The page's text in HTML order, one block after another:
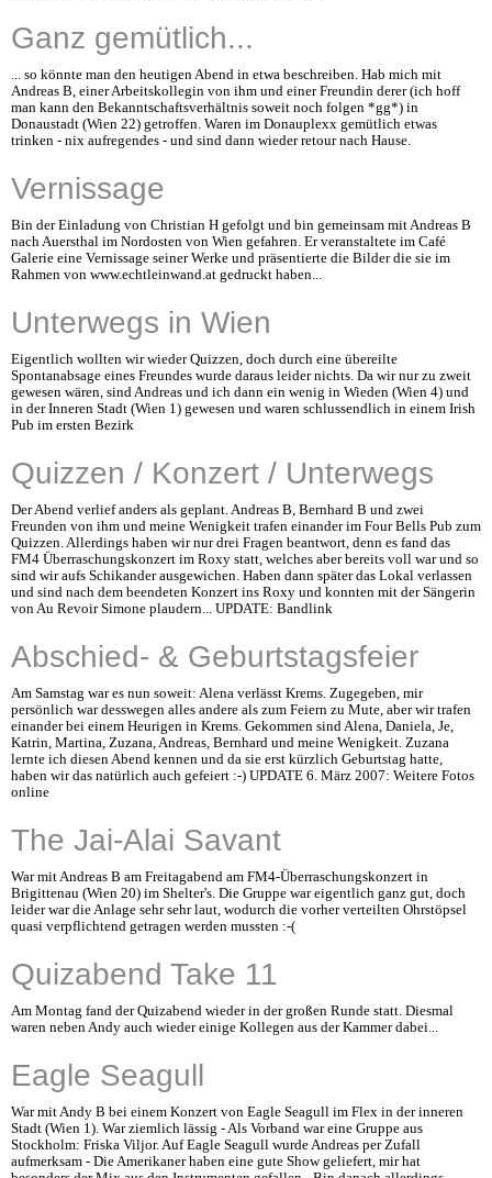
Ganz gemütlich...
... so könnte man den heutigen Abend in etwa beschreiben. Hab mich mit
Andreas B, einer Arbeitskollegin von ihm und einer Freundin derer (ich hoff
man kann den Bekanntschaftsverhältnis soweit noch folgen *gg*) in
Donaustadt (Wien 22) getroffen. Waren im Donauplexx gemütlich etwas
trinken - nix aufregendes - und sind dann wieder retour nach Hause.
Vernissage
Bin der Einladung von Christian H gefolgt und bin gemeinsam mit Andreas B
nach Auersthal im Nordosten von Wien gefahren. Er veranstaltete im Café
Galerie eine Vernissage seiner Werke und präsentierte die Bilder die sie im
Rahmen von www.echtleinwand.at gedruckt haben...
Unterwegs in Wien
Eigentlich wollten wir wieder Quizzen, doch durch eine übereilte
Spontanabsage eines Freundes wurde daraus leider nichts. Da wir nur zu zweit
gewesen wären, sind Andreas und ich dann ein wenig in Wieden (Wien 4) und
in der Inneren Stadt (Wien 1) gewesen und waren schlussendlich in einem Irish
Pub im ersten Bezirk
Quizzen / Konzert / Unterwegs
Der Abend verlief anders als geplant. Andreas B, Bernhard B und zwei
Freunden von ihm und meine Wenigkeit trafen einander im Four Bells Pub zum
Quizzen. Allerdings haben wir nur drei Fragen beantwort, denn es fand das
FM4 Überraschungskonzert im Roxy statt, welches aber bereits voll war und so
sind wir aufs Schikander ausgewichen. Haben dann später das Lokal verlassen
und sind nach dem beendeten Konzert ins Roxy und konnten mit der Sängerin
von Au Revoir Simone plaudern... UPDATE: Bandlink
Abschied- & Geburtstagsfeier
Am Samstag war es nun soweit: Alena verlässt Krems. Zugegeben, mir
persönlich war desswegen alles andere als zum Feiern zu Mute, aber wir trafen
einander bei einem Heurigen in Krems. Gekommen sind Alena, Daniela, Je,
Katrin, Martina, Zuzana, Andreas, Bernhard und meine Wenigkeit. Zuzana
lernte ich diesen Abend kennen und da sie erst kürzlich Geburtstag hatte,
haben wir das natürlich auch gefeiert :-) UPDATE 6. März 2007: Weitere Fotos
online
The Jai-Alai Savant
War mit Andreas B am Freitagabend am FM4-Überraschungskonzert in
Brigittenau (Wien 20) im Shelter's. Die Gruppe war eigentlich ganz gut, doch
leider war die Anlage sehr sehr laut, wodurch die vorher verteilten Ohrstöpsel
quasi verpflichtend getragen werden mussten :-(
Quizabend Take 11
Am Montag fand der Quizabend wieder in der großen Runde statt. Diesmal
waren neben Andy auch wieder einige Kollegen aus der Kammer dabei...
Eagle Seagull
War mit Andy B bei einem Konzert von Eagle Seagull im Flex in der inneren
Stadt (Wien 1). War ziemlich lässig - Als Vorband war eine Gruppe aus
Stockholm: Friska Viljor. Auf Eagle Seagull wurde Andreas per Zufall
aufmerksam - Die Amerikaner haben eine gute Show geliefert, mir hat